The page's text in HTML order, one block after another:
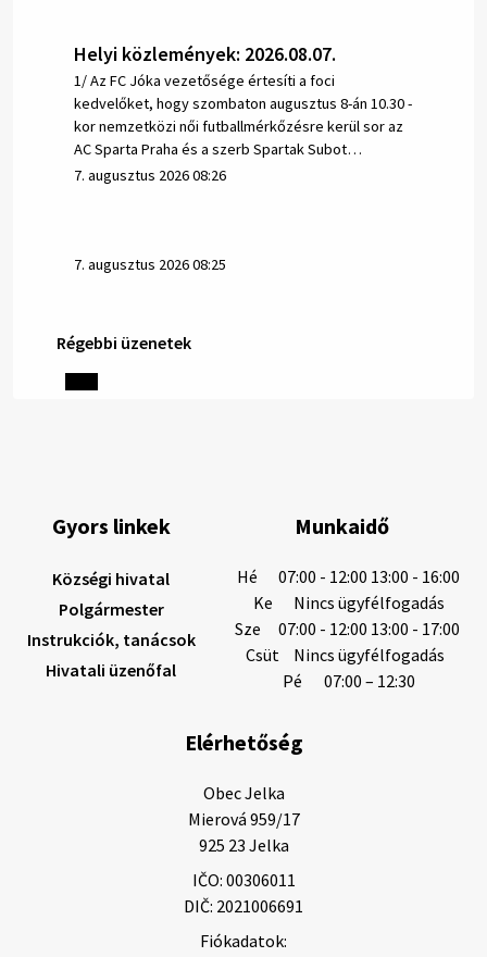
Helyi közlemények: 2026.08.07.
1/ Az FC Jóka vezetősége értesíti a foci
kedvelőket, hogy szombaton augusztus 8-án 10.30 -
kor nemzetközi női futballmérkőzésre kerül sor az
AC Sparta Praha és a szerb Spartak Subot…
7. augusztus 2026 08:26
7. augusztus 2026 08:25
Helyi közlemények: 2026.08.06.
1/ AZ IVÓVÍZ NEM MAGÁTÓL ÉRTETŐDŐ. A tartós
Helyi közlemények: 2026.08.05.
Gyászhirdetés: 2026.08.05. 1/ Tisztelt Lakosság!
temetési szertartás 2026. augusztus …
5. augusztus 2026 12:59
Helyi közlemények: 2026.08.03.
Régebbi üzenetek
Gyors linkek
Községi hivatal
Polgármester
Instrukciók, tanácsok
Hivatali üzenőfal
Munkaidő
Hé
07:00 - 12:00 13:00 - 16:00
Ke
Nincs ügyfélfogadás
Sze
07:00 - 12:00 13:00 - 17:00
Csüt
Nincs ügyfélfogadás
Pé
07:00 – 12:30
Elérhetőség
Obec Jelka
Mierová 959/17
925 23 Jelka
IČO: 00306011
DIČ: 2021006691
Fiókadatok: